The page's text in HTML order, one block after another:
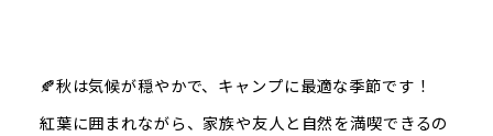
🍂秋は気候が穏やかで、キャンプに最適な季節です！
紅葉に囲まれながら、家族や友人と自然を満喫できるの